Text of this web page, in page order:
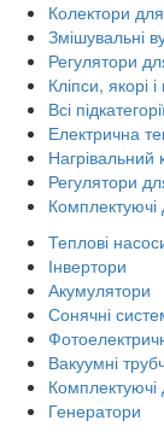
Колектори
Змішувальні
Регулятори
Кліпси, якорі
Всі
Електрична
Нагрівальний
Регулятори
Комплектуючі
Теплові
Інвертори
Акумулятори
Сонячні
Вакуумні
Генератори